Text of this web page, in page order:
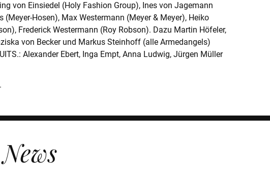
Ihren persönlichen Herausforderungen.
von Einsiedel (Holy Fashion Group), Ines von Jagemann
(Meyer-Hosen), Max Westermann (Meyer & Meyer), Heiko
Frederick Westermann (Roy Robson). Dazu Martin Höfeler,
von Becker und Markus Steinhoff (alle Armedangels)
Alexander Ebert, Inga Empt, Anna Ludwig, Jürgen Müller